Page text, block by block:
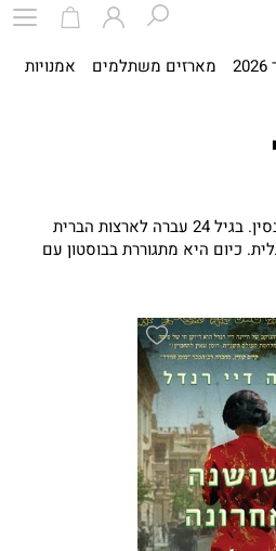
מארזים משתלמים אמנויות
נולדה וגדלה בסין. בגיל 24 עברה לארצות הברית
כיום היא מתגוררת בבוסטון עם